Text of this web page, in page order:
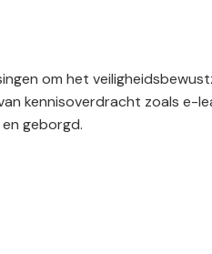
om het
kennisoverdracht zoals e-
geborgd.